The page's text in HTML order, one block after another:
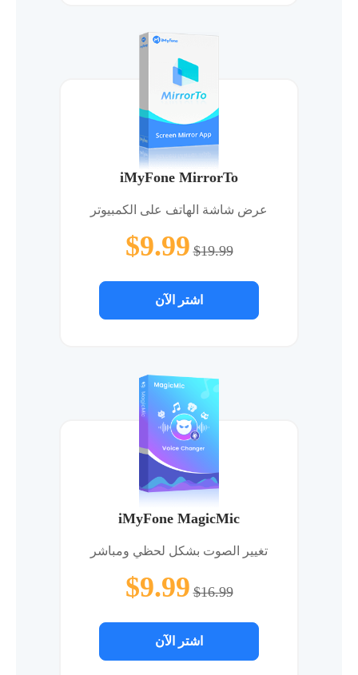
iMyFone MirrorTo
عرض شاشة الهاتف على الكمبيوتر
$9.99 $19.99
اشتر الآن
iMyFone MagicMic
تغيير الصوت بشكل لحظي ومباشر
$9.99 $16.99
اشتر الآن